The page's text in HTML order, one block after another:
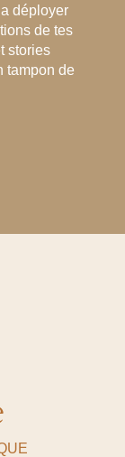
déployer
de tes
stories
tampon de